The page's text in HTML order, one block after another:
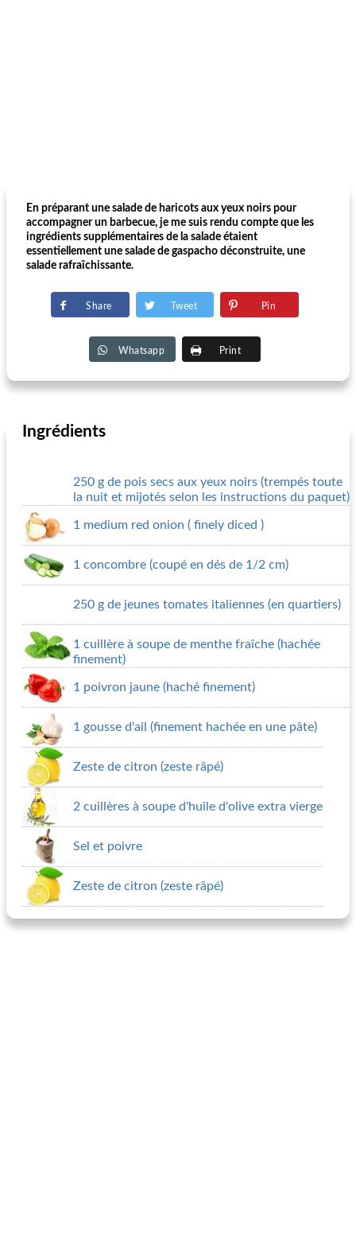
En préparant une salade de haricots aux yeux noirs pour
accompagner un barbecue, je me suis rendu compte que les
ingrédients supplémentaires de la salade étaient
essentiellement une salade de gaspacho déconstruite, une
salade rafraîchissante.
Share Tweet Pin
Whatsapp Print
Ingrédients
250 g de pois secs aux yeux noirs (trempés toute
la nuit et mijotés selon les instructions du paquet)
1 medium red onion ( finely diced )
1 concombre (coupé en dés de 1/2 cm)
250 g de jeunes tomates italiennes (en quartiers)
1 cuillère à soupe de menthe fraîche (hachée
finement)
1 poivron jaune (haché finement)
1 gousse d'ail (finement hachée en une pâte)
Zeste de citron (zeste râpé)
2 cuillères à soupe d'huile d'olive extra vierge
Sel et poivre
Zeste de citron (zeste râpé)